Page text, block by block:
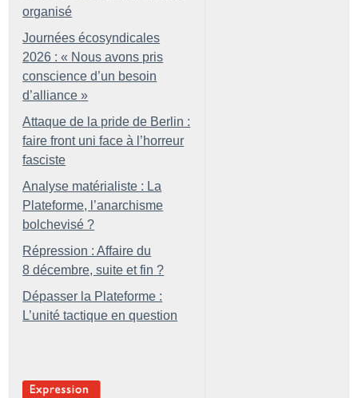
organisé
Journées écosyndicales
2026 : « Nous avons pris
conscience d’un besoin
d’alliance »
Attaque de la pride de Berlin :
faire front uni face à l’horreur
fasciste
Analyse matérialiste : La
Plateforme, l’anarchisme
bolchevisé ?
Répression : Affaire du
8 décembre, suite et fin ?
Dépasser la Plateforme :
L’unité tactique en question